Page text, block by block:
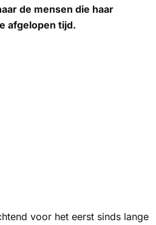
de mensen die haar
afgelopen tijd.
voor het eerst sinds lange